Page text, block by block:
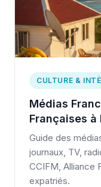
CULTURE &
Médias
Françaises à
Guide des
journaux, TV,
CCIFM, Alliance
expatriés.